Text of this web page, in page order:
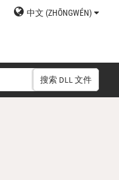
中文 (ZHŌNGWÉN)
搜索 DLL 文件